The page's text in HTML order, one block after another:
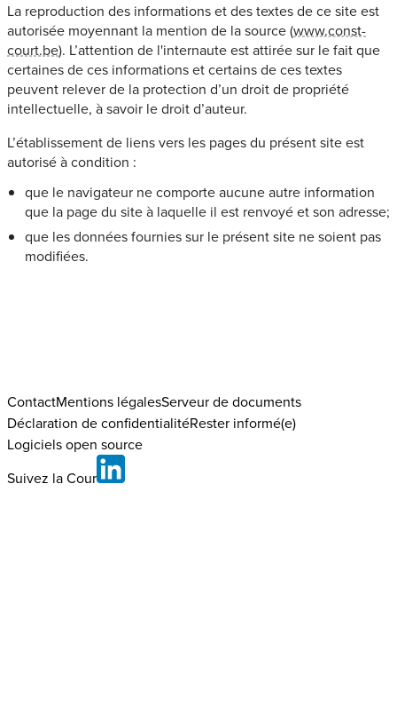
La reproduction des informations et des textes de ce site est
autorisée moyennant la mention de la source (www.const-
court.be). L’attention de l'internaute est attirée sur le fait que
certaines de ces informations et certains de ces textes
peuvent relever de la protection d’un droit de propriété
intellectuelle, à savoir le droit d’auteur.
L’établissement de liens vers les pages du présent site est
autorisé à condition :
que le navigateur ne comporte aucune autre information
que la page du site à laquelle il est renvoyé et son adresse;
que les données fournies sur le présent site ne soient pas
modifiées.
ContactMentions légalesServeur de documents
Déclaration de confidentialitéRester informé(e)
Logiciels open source
Suivez la Cour